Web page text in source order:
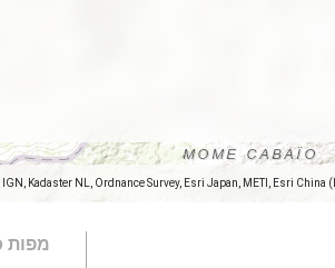
Kadaster NL, Ordnance Survey, Esri Japan, METI, Esri
מפות